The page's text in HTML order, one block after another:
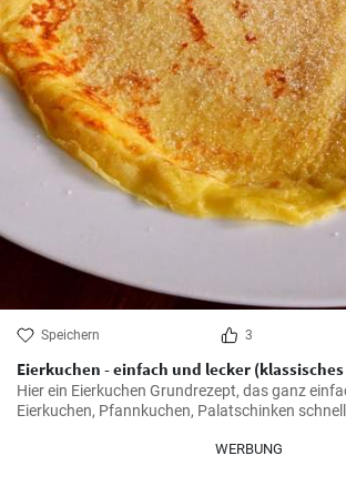
Speichern 3
Eierkuchen - einfach und lecker
Hier ein Eierkuchen Grundrezept, das ganz
Eierkuchen, Pfannkuchen, Palatschinken
WERBUNG